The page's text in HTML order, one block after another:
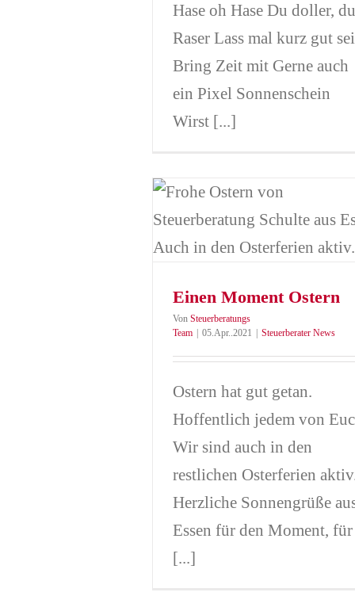
Hase oh Hase Du doller, du
Raser Lass mal kurz gut
Bring Zeit mit Gerne auch
ein Pixel Sonnenschein
Wirst [...]
Einen Moment Ostern
Von Steuerberatungs
Team
05.Apr..2021 Steuerberater News
Ostern hat gut getan.
Hoffentlich jedem von
Wir sind auch in den
restlichen Osterferien
Herzliche Sonnengrüße
Essen für den Moment, für
[...]